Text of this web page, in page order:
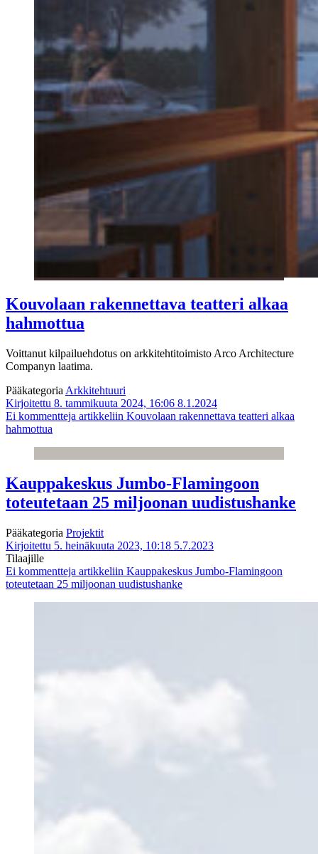
Kouvolaan rakennettava teatteri alkaa
hahmottua
Voittanut kilpailuehdotus on arkkitehtitoimisto Arco Architecture
Companyn laatima.
Pääkategoria Arkkitehtuuri
Kirjoitettu 8. tammikuuta 2024, 16:06 8.1.2024
Ei kommentteja artikkeliin Kouvolaan rakennettava teatteri alkaa
hahmottua
Kauppakeskus Jumbo-Flamingoon
toteutetaan 25 miljoonan uudistushanke
Pääkategoria Projektit
Kirjoitettu 5. heinäkuuta 2023, 10:18 5.7.2023
Tilaajille
Ei kommentteja artikkeliin Kauppakeskus Jumbo-Flamingoon
toteutetaan 25 miljoonan uudistushanke